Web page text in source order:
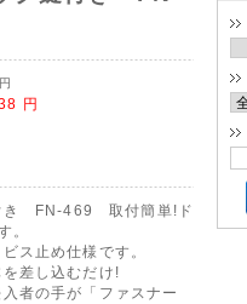
円
円
き FN-469 取付簡単!ド
。
ス止め仕様です。
差し込むだけ!
者の手が「ファスナー